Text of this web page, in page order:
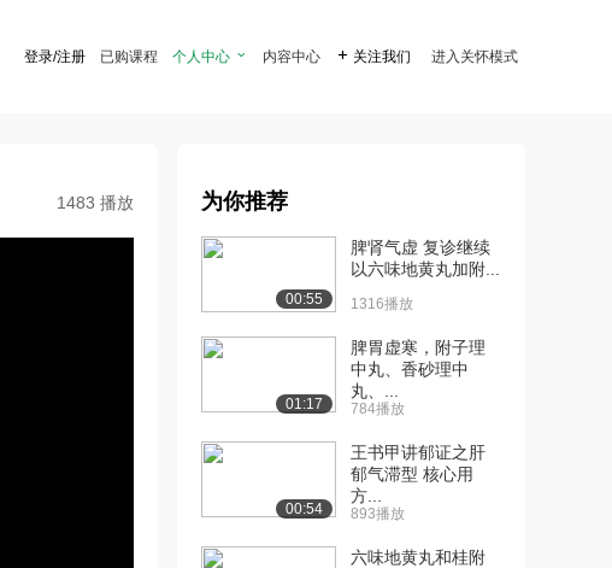
登录/注册 已购课程 个人中心  内容中心  关注我们 进入关怀模式
1483 播放 为你推荐
00:55
脾肾气虚 复诊继续
以六味地黄丸加附...
1316播放
01:17
脾胃虚寒，附子理
中丸、香砂理中
丸、...
784播放
00:54
王书甲讲郁证之肝
郁气滞型 核心用
方...
893播放
六味地黄丸和桂附